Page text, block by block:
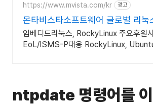
https://www.mvista.com/kr 광고
몬타비스타소프트웨어 글로벌 리눅
임베디드리눅스, RockyLinux 주요후원
EoL/ISMS-P대응 RockyLinux, Ubuntu 유지보수 및 기
ntpdate 명령어를 이